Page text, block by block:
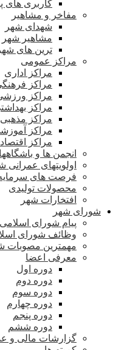
کاربری های
مفاخر و مشاهیر
شهدای شهر
مشاهیر شهر
ترین های شهر
مراکز عمومی
مراکز اداری
مراکز
مراکز
مراکز
مراکز مذهبی
مراکز
مراکز
انجمن ها و باشگاهها
اولویتهای عمرانی
فرصت های
محصولات تولیدی
افتخارات شهر
شورای شهر
پیام شورای اسلامی
وظائف شورای
مهمترین مصوبات
معرفی اعضا
دوره اول
دوره دوم
دوره سوم
دوره چهارم
دوره پنجم
دوره ششم
گزارشات مالی و